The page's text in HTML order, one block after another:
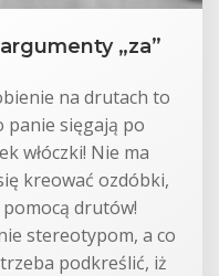
„za”
na drutach to
panie sięgają po
włóczki! Nie ma
kreować ozdóbki,
drutów!
stereotypom, a co
podkreślić, iż